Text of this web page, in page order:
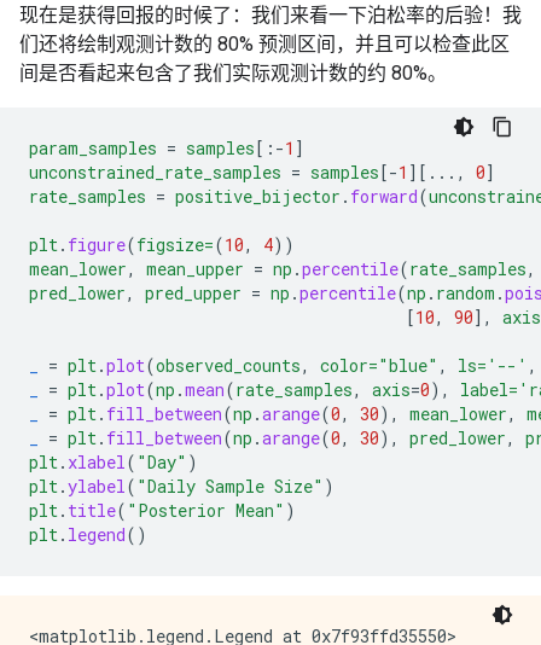
现在是获得回报的时候了：我们来看一下泊松率的后验！我
们还将绘制观测计数的 80% 预测区间，并且可以检查此区
间是否看起来包含了我们实际观测计数的约 80%。
param_samples = samples [ :-1 ]
unconstrained_rate_samples = samples [-1 ][..., 0]
rate_samples = positive_bijector . forward(
plt. figure(figsize=(10, 4))
mean_lower, mean_upper = np .percentile(rate_samples,
pred_lower, pred_upper = np .percentile(np . random .
[10, 90], axis
= plt.plot(observed_counts, color="blue" , ls='--' ,
= plt.plot(np .mean(rate_samples, axis=0),
= plt. fill_between(np .arange(0, 30), mean_lower,
= plt. fill_between(np .arange(0, 30), pred_lower,
plt. xlabel( "Day" )
plt.ylabel( "Daily Sample Size" )
plt. title( "Posterior Mean" )
plt. legend()